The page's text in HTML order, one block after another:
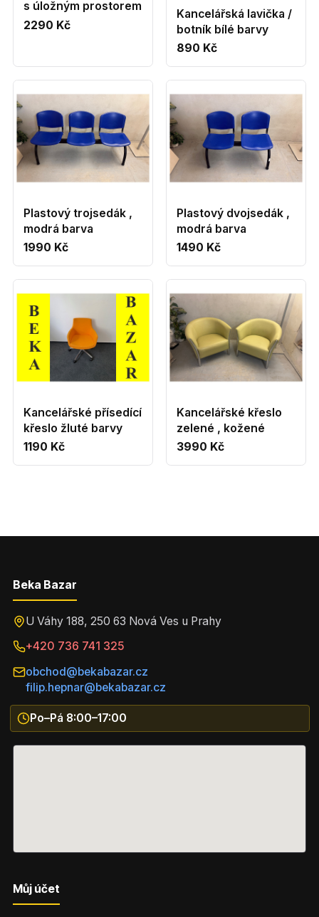
s úložným prostorem
2290 Kč
Kancelářská lavička /
botník bílé barvy
890 Kč
Plastový trojsedák ,
modrá barva
1990 Kč
Plastový dvojsedák ,
modrá barva
1490 Kč
Kancelářské přísedící
křeslo žluté barvy
1190 Kč
Kancelářské křeslo
zelené , kožené
3990 Kč
Beka Bazar
U Váhy 188, 250 63 Nová Ves u Prahy
+420 736 741 325
obchod@bekabazar.cz
filip.hepnar@bekabazar.cz
Po–Pá 8:00–17:00
Můj účet